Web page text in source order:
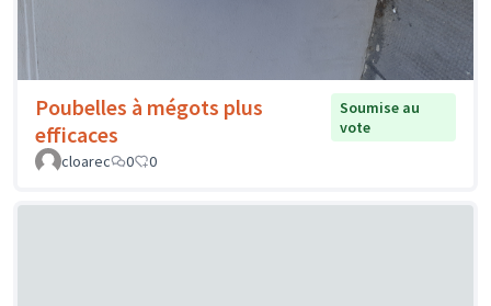
Poubelles à mégots plus
efficaces
Soumise au
vote
cloarec
0 0